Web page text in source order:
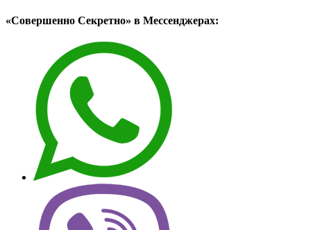
«Совершенно Секретно» в Мессенджерах: